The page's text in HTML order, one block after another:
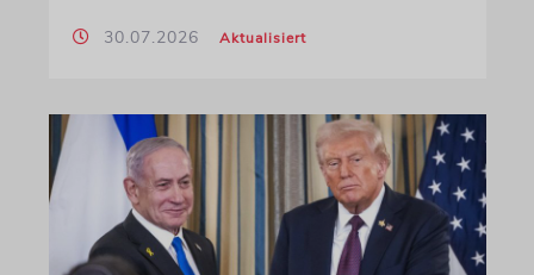
30.07.2026 Aktualisiert